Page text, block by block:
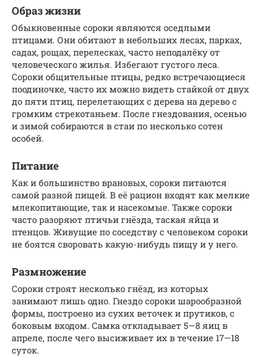
Образ жизни
Обыкновенные сороки являются оседлыми
птицами. Они обитают в небольших лесах, парках,
садах, рощах, перелесках, часто неподалёку от
человеческого жилья. Избегают густого леса.
Сороки общительные птицы, редко встречающиеся
поодиночке, часто их можно видеть стайкой от двух
до пяти птиц, перелетающих с дерева на дерево с
громким стрекотаньем. После гнездования, осенью
и зимой собираются в стаи по несколько сотен
особей.
Питание
Как и большинство врановых, сороки питаются
самой разной пищей. В её рацион входят как мелкие
млекопитающие, так и насекомые. Также сороки
часто разоряют птичьи гнёзда, таская яйца и
птенцов. Живущие по соседству с человеком сороки
не боятся своровать какую-нибудь пищу и у него.
Размножение
Сороки строят несколько гнёзд, из которых
занимают лишь одно. Гнездо сороки шарообразной
формы, построено из сухих веточек и прутиков, с
боковым входом. Самка откладывает 5—8 яиц в
апреле, после чего высиживает их в течение 17—18
суток.